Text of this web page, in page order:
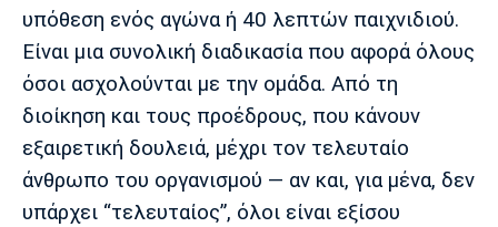
υπόθεση ενός αγώνα ή 40 λεπτών παιχνιδιού.
Είναι μια συνολική διαδικασία που αφορά όλους
όσοι ασχολούνται με την ομάδα. Από τη
διοίκηση και τους προέδρους, που κάνουν
εξαιρετική δουλειά, μέχρι τον τελευταίο
άνθρωπο του οργανισμού — αν και, για μένα, δεν
υπάρχει “τελευταίος”, όλοι είναι εξίσου